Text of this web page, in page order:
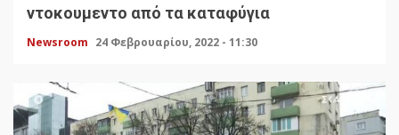
ντοκουμεντο από τα καταφύγια
Newsroom 24 Φεβρουαρίου, 2022 - 11:30